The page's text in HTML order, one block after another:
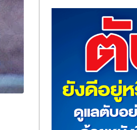
ซึ่ง
ย่าง
รรค